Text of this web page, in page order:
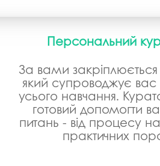
Персональний
За вами
який супроводжує вас
усього навчання.
готовий допомогти
питань - від процесу
практичних